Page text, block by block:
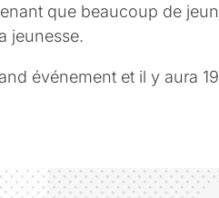
que beaucoup de
jeunesse.
événement et il y aura